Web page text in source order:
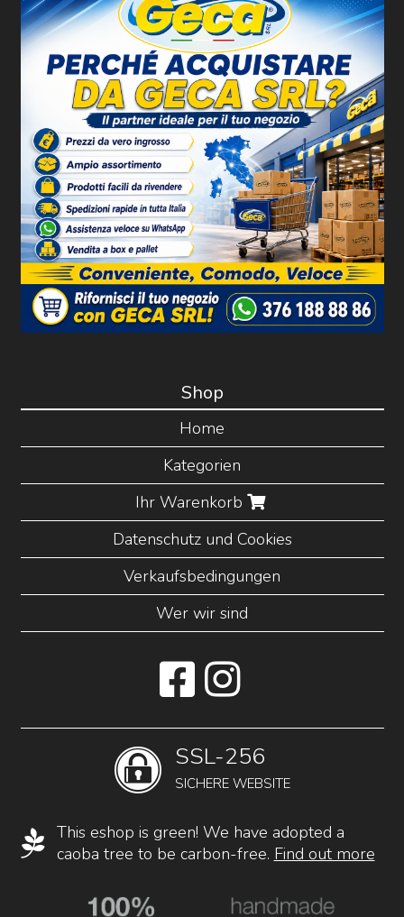
Shop
Home
Kategorien
Ihr Warenkorb
Datenschutz und Cookies
Verkaufsbedingungen
Wer wir sind
SSL-256
SICHERE WEBSITE
This eshop is green! We have adopted a
caoba tree to be carbon-free. Find out more